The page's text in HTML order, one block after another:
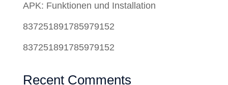
APK: Funktionen und Installation
837251891785979152
837251891785979152
Recent Comments